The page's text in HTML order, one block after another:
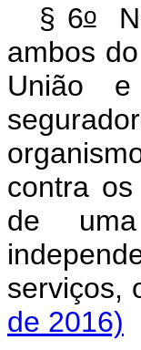
§ 6o
ambos
União e
contra
de
de 2016)